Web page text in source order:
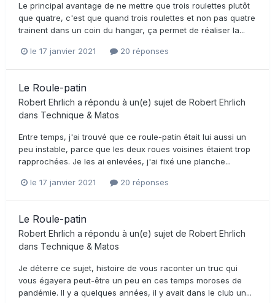
Le principal avantage de ne mettre que trois roulettes plutôt
que quatre, c'est que quand trois roulettes et non pas quatre
trainent dans un coin du hangar, ça permet de réaliser la...
le 17 janvier 2021 20 réponses
Le Roule-patin
Robert Ehrlich a répondu à un(e) sujet de Robert Ehrlich
dans Technique & Matos
Entre temps, j'ai trouvé que ce roule-patin était lui aussi un
peu instable, parce que les deux roues voisines étaient trop
rapprochées. Je les ai enlevées, j'ai fixé une planche...
le 17 janvier 2021 20 réponses
Le Roule-patin
Robert Ehrlich a répondu à un(e) sujet de Robert Ehrlich
dans Technique & Matos
Je déterre ce sujet, histoire de vous raconter un truc qui
vous égayera peut-être un peu en ces temps moroses de
pandémie. Il y a quelques années, il y avait dans le club un...